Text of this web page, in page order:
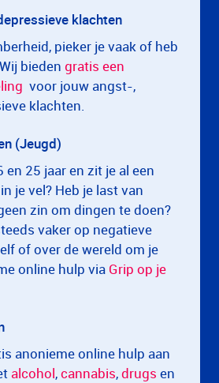
klachten
pieker je vaak of heb
bieden gratis een
voor jouw angst-,
klachten.
(Jeugd)
en 25 jaar en zit je al een
je vel? Heb je last van
zin om dingen te doen?
vaker op negatieve
of over de wereld om je
online hulp via Grip op je
anonieme online hulp aan
alcohol,cannabis,drugs en